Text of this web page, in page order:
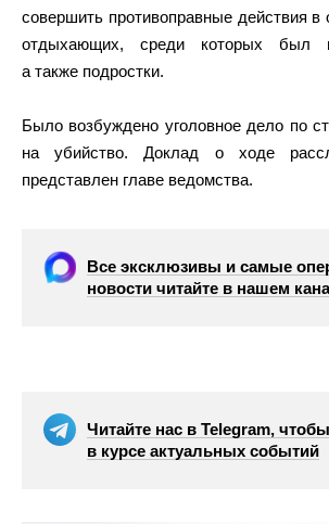
совершить противоправные действия в
отдыхающих, среди которых был
а также подростки.
Было возбуждено уголовное дело по
на убийство. Доклад о ходе
представлен главе ведомства.
Все эксклюзивы и самые
новости читайте в нашем
Читайте нас в Telegram,
в курсе актуальных событий